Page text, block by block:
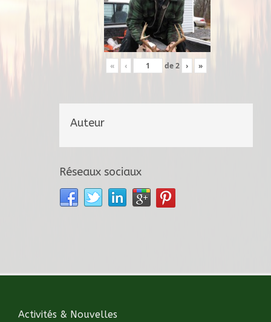
« ‹ de2 › »
Auteur
Réseaux sociaux
Activités & Nouvelles